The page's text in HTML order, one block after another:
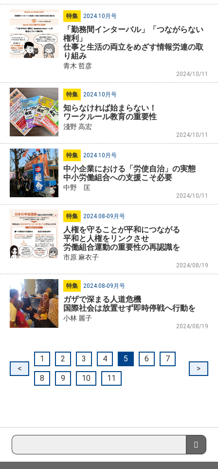
特集 2024.10月号
2024/10/11
「勤務間インターバル」「つながらない
権利」
仕事と生活の両立をめざす情報労連の取
り組み
青木 哲彦
特集 2024.10月号
2024/10/11
知らなければ始まらない！
ワークルール教育の重要性
淺野 高宏
特集 2024.10月号
2024/10/11
中小企業における「労使自治」の実態
中小労働組合への支援こそ必要
中野 匡
特集 2024.08-09月号
2024/08/19
人権を守ることが平和につながる
平和と人権をリンクさせ
労働組合運動の重要性の再認識を
市原 麻衣子
特集 2024.08-09月号
2024/08/19
ガザで深まる人道危機
国際社会は放置せず即時停戦へ行動を
小林 麗子
<
1 2 3 4 5 6 7
8 9 10 11
>